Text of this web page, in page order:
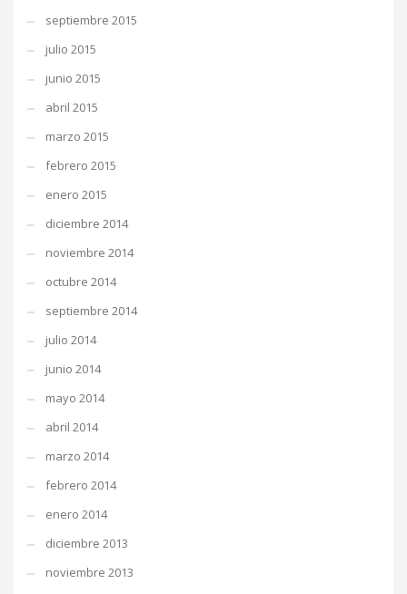
septiembre 2015
julio 2015
junio 2015
abril 2015
marzo 2015
febrero 2015
enero 2015
diciembre 2014
noviembre 2014
octubre 2014
septiembre 2014
julio 2014
junio 2014
mayo 2014
abril 2014
marzo 2014
febrero 2014
enero 2014
diciembre 2013
noviembre 2013